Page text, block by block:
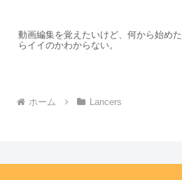
動画編集を覚えたいけど、何から始めた
らイイのかわからない。
ホーム Lancers